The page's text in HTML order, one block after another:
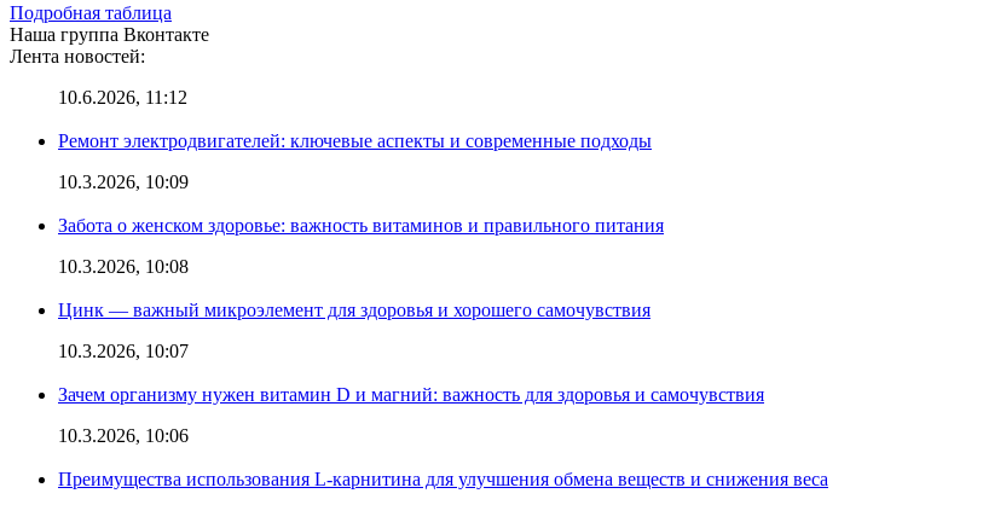
Подробная таблица
Наша группа Вконтакте
Лента новостей:
10.6.2026, 11:12
Ремонт электродвигателей: ключевые аспекты и современные подходы
10.3.2026, 10:09
Забота о женском здоровье: важность витаминов и правильного питания
10.3.2026, 10:08
Цинк — важный микроэлемент для здоровья и хорошего самочувствия
10.3.2026, 10:07
Зачем организму нужен витамин D и магний: важность для здоровья и самочувствия
10.3.2026, 10:06
Преимущества использования L-карнитина для улучшения обмена веществ и снижения веса